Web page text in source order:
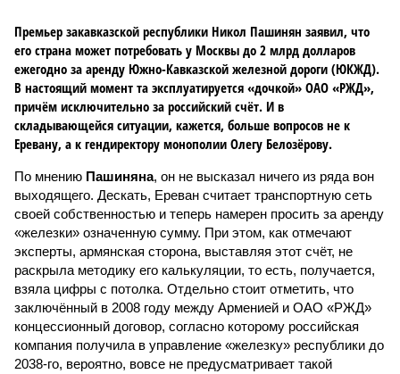
Премьер закавказской республики Никол Пашинян заявил, что
его страна может потребовать у Москвы до 2 млрд долларов
ежегодно за аренду Южно-Кавказской железной дороги (ЮКЖД).
В настоящий момент та эксплуатируется «дочкой» ОАО «РЖД»,
причём исключительно за российский счёт. И в
складывающейся ситуации, кажется, больше вопросов не к
Еревану, а к гендиректору монополии Олегу Белозёрову.
По мнению Пашиняна, он не высказал ничего из ряда вон
выходящего. Дескать, Ереван считает транспортную сеть
своей собственностью и теперь намерен просить за аренду
«железки» означенную сумму. При этом, как отмечают
эксперты, армянская сторона, выставляя этот счёт, не
раскрыла методику его калькуляции, то есть, получается,
взяла цифры с потолка. Отдельно стоит отметить, что
заключённый в 2008 году между Арменией и ОАО «РЖД»
концессионный договор, согласно которому российская
компания получила в управление «железку» республики до
2038-го, вероятно, вовсе не предусматривает такой